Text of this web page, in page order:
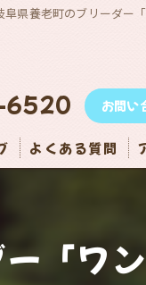
県養老町のブリーダー「
お問い
よくある質問
「ワ